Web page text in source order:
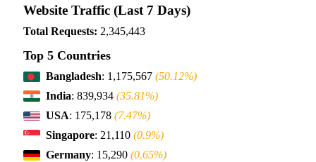
Website Traffic (Last 7 Days)
Total Requests: 2,345,443
Top 5 Countries
Bangladesh: 1,175,567 (50.12%)
India: 839,934 (35.81%)
USA: 175,178 (7.47%)
Singapore: 21,110 (0.9%)
Germany: 15,290 (0.65%)